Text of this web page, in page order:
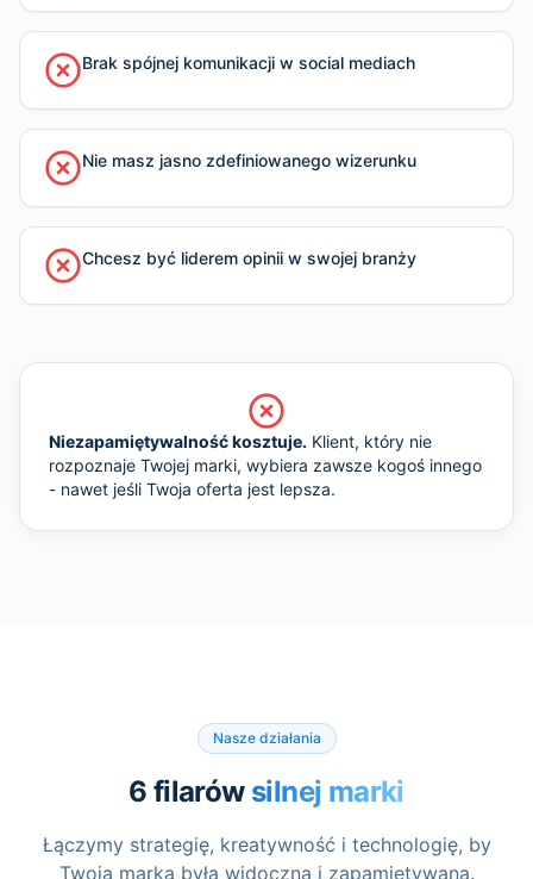
Brak spójnej komunikacji w social mediach
Nie masz jasno zdefiniowanego wizerunku
Chcesz być liderem opinii w swojej branży
Niezapamiętywalność kosztuje. Klient, który nie
rozpoznaje Twojej marki, wybiera zawsze kogoś innego
- nawet jeśli Twoja oferta jest lepsza.
Nasze działania
6 filarów silnej marki
Łączymy strategię, kreatywność i technologię, by
Twoja marka była widoczna i zapamiętywana.